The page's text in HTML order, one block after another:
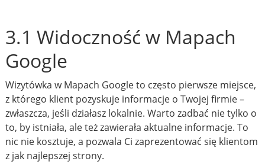
3.1 Widoczność w Mapach
Google
Wizytówka w Mapach Google to często pierwsze miejsce,
z którego klient pozyskuje informacje o Twojej firmie –
zwłaszcza, jeśli działasz lokalnie. Warto zadbać nie tylko o
to, by istniała, ale też zawierała aktualne informacje. To
nic nie kosztuje, a pozwala Ci zaprezentować się klientom
z jak najlepszej strony.